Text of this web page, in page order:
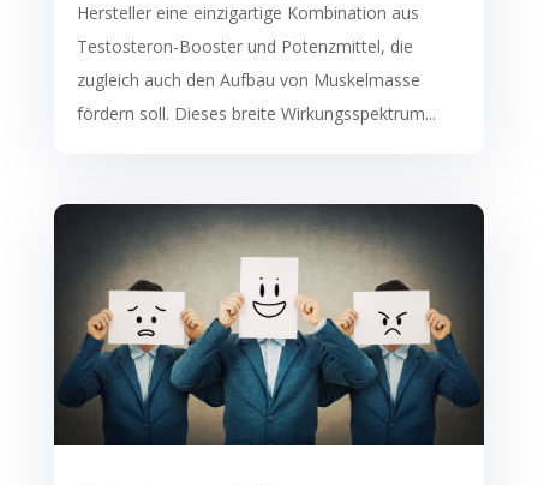
Hersteller eine einzigartige Kombination aus
Testosteron-Booster und Potenzmittel, die
zugleich auch den Aufbau von Muskelmasse
fördern soll. Dieses breite Wirkungsspektrum...